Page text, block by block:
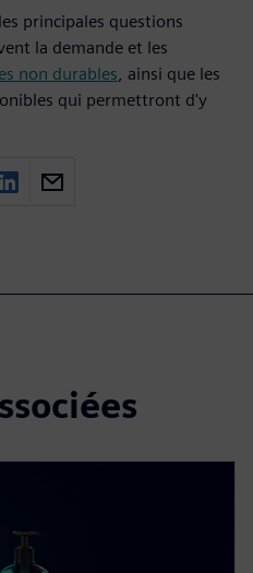
principales questions
la demande et les
non durables, ainsi que les
qui permettront d'y